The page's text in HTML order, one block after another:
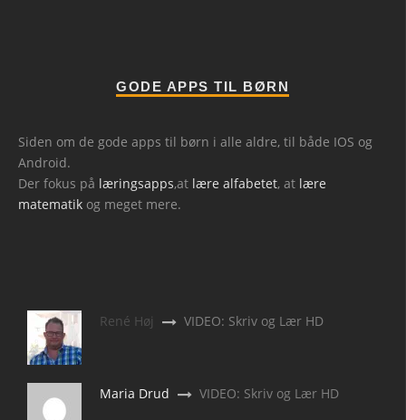
GODE APPS TIL BØRN
Siden om de gode apps til børn i alle aldre, til både IOS og
Android.
Der fokus på læringsapps,at lære alfabetet, at lære
matematik og meget mere.
René Høj VIDEO: Skriv og Lær HD
Maria Drud VIDEO: Skriv og Lær HD